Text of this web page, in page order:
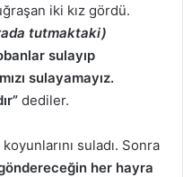
iki kız gördü.
tutmaktaki)
sulayıp
sulayamayız.
dediler.
suladı. Sonra
her hayra